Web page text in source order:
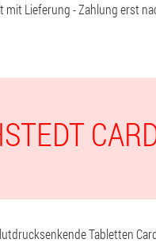
mit Lieferung - Zahlung erst
Tabletten